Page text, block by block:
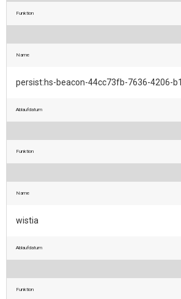
Funktion
Name
persist:hs-beacon-44cc73fb-7636-4206-
Ablaufdatum
Funktion
Name
wistia
Ablaufdatum
Funktion